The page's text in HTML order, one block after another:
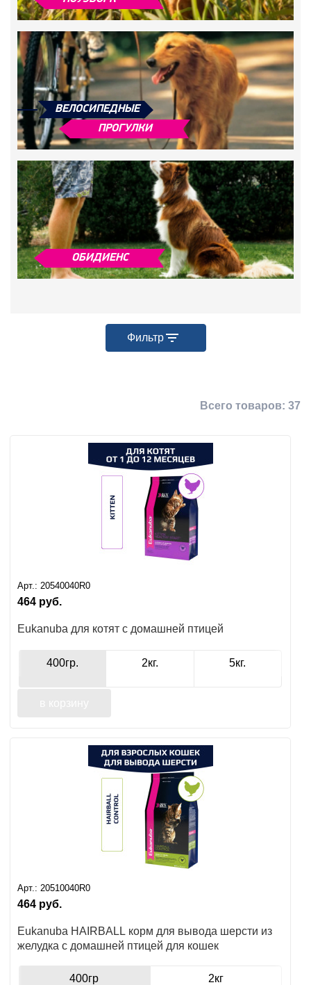
Фильтр
РАСТИТЕЛЬНЫЙ СОСТАВ
РАЗМЕР ЖИВОТНОГО
ПОРОДА ЖИВОТНОГО
Всего товаров: 37
Арт.: 20540040R0
464 руб.
Eukanuba для котят с домашней птицей
400гр. 2кг. 5кг.
Арт.: 20510040R0
464 руб.
Eukanuba HAIRBALL корм для вывода шерсти из
желудка с домашней птицей для кошек
400гр 2кг